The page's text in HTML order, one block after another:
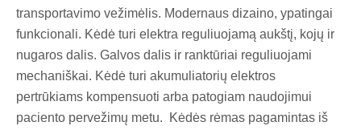
transportavimo vežimėlis. Modernaus dizaino, ypatingai
funkcionali. Kėdė turi elektra reguliuojamą aukštį, kojų ir
nugaros dalis. Galvos dalis ir ranktūriai reguliuojami
mechaniškai. Kėdė turi akumuliatorių elektros
pertrūkiams kompensuoti arba patogiam naudojimui
paciento pervežimų metu. Kėdės rėmas pagamintas iš